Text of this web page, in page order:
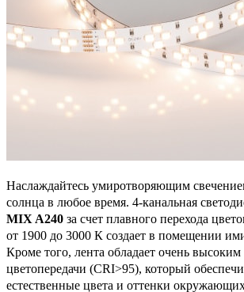
Наслаждайтесь умиротворяющим
солнца в любое время. 4-канальная
MIX A240 за счет плавного перехода
от 1900 до 3000 К создает в помещении
Кроме того, лента обладает очень
цветопередачи (CRI>95), который
естественные цвета и оттенки